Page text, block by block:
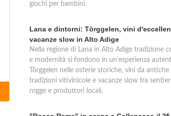
giochi per bambini.
Lana e dintorni: Törggelen, vini
vacanze slow in Alto Adige
Nella regione di Lana in Alto Adige tradizione
e modernità si fondono in un'esperienza
Törggelen nelle osterie storiche, vini da antiche
tradizioni vitivinicole e vacanze slow tra
rogge e produttori locali.